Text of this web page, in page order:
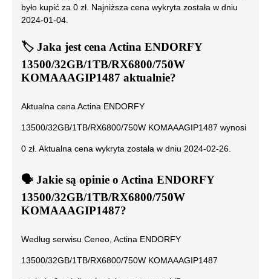
było kupić za 0 zł. Najniższa cena wykryta została w dniu
2024-01-04.
🏷️ Jaka jest cenaActina ENDORFY
13500/32GB/1TB/RX6800/750W
KOMAAAGIP1487 aktualnie?
Aktualna cena Actina ENDORFY
13500/32GB/1TB/RX6800/750W KOMAAAGIP1487 wynosi
0 zł. Aktualna cena wykryta została w dniu 2024-02-26
🗣️ ️ Jakie są opinie o Actina ENDORFY
13500/32GB/1TB/RX6800/750W
KOMAAAGIP1487?
Według serwisu Ceneo, Actina ENDORFY
13500/32GB/1TB/RX6800/750W KOMAAAGIP1487